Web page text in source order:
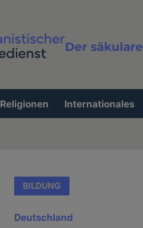
Der
Volltextsuche
Religionen Internationales
BILDUNG
Deutschland